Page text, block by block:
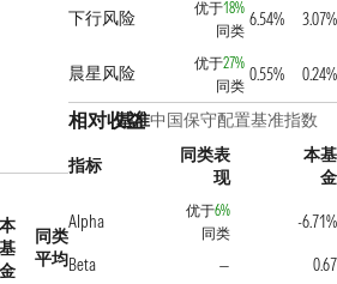
本
基
金
同类
平均
下行风险 优于18%
同类
6.54% 3.07%
晨星风险 优于27%
同类
0.55% 0.24%
相对收益
基准中国保守配置基准指数
指标
同类表
现
本基
金
Alpha
优于6%
同类
-6.71%
Beta
—
0.67